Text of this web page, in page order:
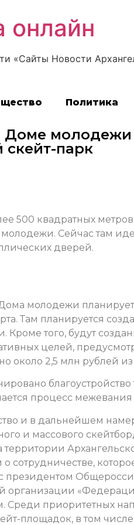
онлайн
«Сайты Новости
Политика
Доме молодежи
парк
500 квадратных
Сейчас там
дверей.
молодежи
Там планируется
Кроме того, будут
целей,
около 2,5 млн рублей из
процесс межевания
и в дальнейшем
и массового
территории
сотрудничестве,
президентом
организации
Среди приоритетных
площадок, в том